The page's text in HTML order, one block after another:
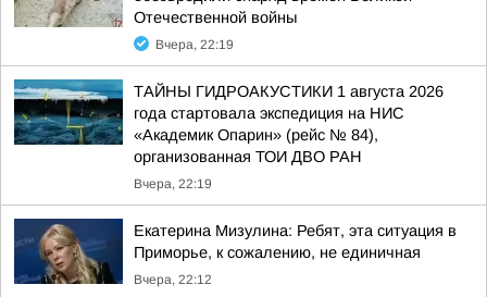
Отечественной войны
Вчера, 22:19
ТАЙНЫ ГИДРОАКУСТИКИ 1 августа 2026
года стартовала экспедиция на НИС
«Академик Опарин» (рейс № 84),
организованная ТОИ ДВО РАН
Вчера, 22:19
Екатерина Мизулина: Ребят, эта ситуация в
Приморье, к сожалению, не единичная
Вчера, 22:12